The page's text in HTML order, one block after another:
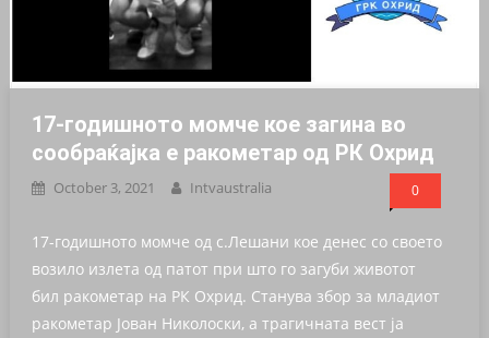
17-годишното момче кое загина во
сообраќајка е ракометар од РК Охрид
October 3, 2021 Intvaustralia 0
17-годишното момче од с.Лешани кое денес со своето
возило излета од патот при што го загуби животот
бил ракометар на РК Охрид. Станува збор за младиот
ракометар Јован Николоски, а трагичната вест ја